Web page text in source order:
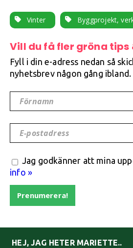
Vinter Byggprojekt,
Vill du få fler gröna tips
Fyll i din e-adress nedan så
nyhetsbrev någon gång ibland.
Förnamn
E-postadress
Jag godkänner att mina
info »
Prenumerera!
HEJ, JAG HETER MARIETTE..